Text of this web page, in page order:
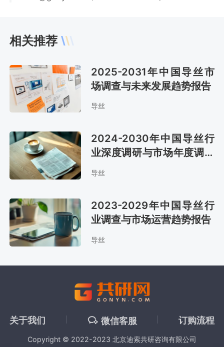
相关推荐
2025-2031年中国导丝市
场调查与未来发展趋势报告
导丝
2024-2030年中国导丝行
业深度调研与市场年度调研
报告
导丝
2023-2029年中国导丝行
业调查与市场运营趋势报告
导丝
关于我们 微信客服 订购流程
Copyright © 2022-2023 北京迪索共研咨询有限公司